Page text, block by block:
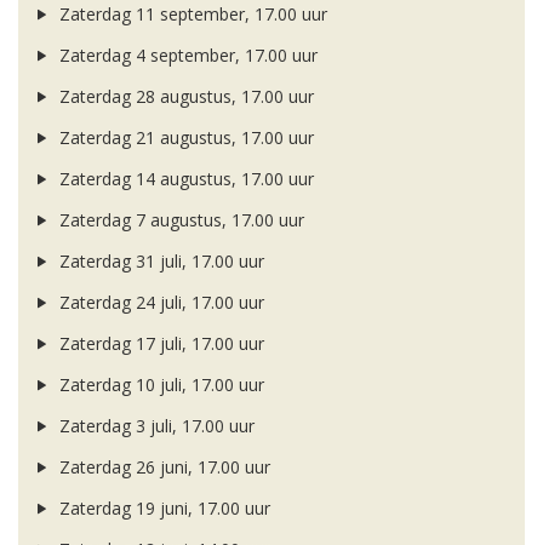
Zaterdag 11 september, 17.00 uur
Zaterdag 4 september, 17.00 uur
Zaterdag 28 augustus, 17.00 uur
Zaterdag 21 augustus, 17.00 uur
Zaterdag 14 augustus, 17.00 uur
Zaterdag 7 augustus, 17.00 uur
Zaterdag 31 juli, 17.00 uur
Zaterdag 24 juli, 17.00 uur
Zaterdag 17 juli, 17.00 uur
Zaterdag 10 juli, 17.00 uur
Zaterdag 3 juli, 17.00 uur
Zaterdag 26 juni, 17.00 uur
Zaterdag 19 juni, 17.00 uur